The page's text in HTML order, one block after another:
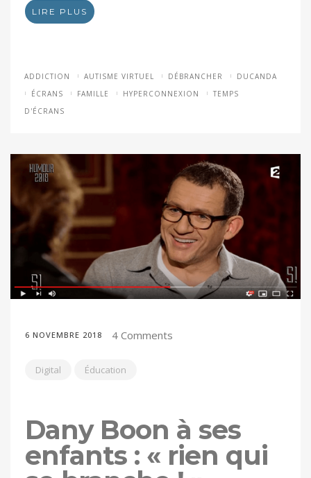
LIRE PLUS
ADDICTION AUTISME VIRTUEL DÉBRANCHER
DUCANDA
ÉCRANS
FAMILLE HYPERCONNEXION
TEMPS
D'ÉCRANS
6 NOVEMBRE 2018 4 Comments
Digital Éducation
Dany Boon à ses
enfants : « rien qui